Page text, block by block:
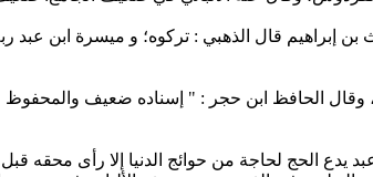
إبراهيم قال الذهبي : تركوه؛ و ‏ميسرة ابن
، وقال الحافظ ابن حجر : " إسناده ‏ضعيف
يدع الحج لحاجة من حوائج الدنيا إلا ‏رأى محقه